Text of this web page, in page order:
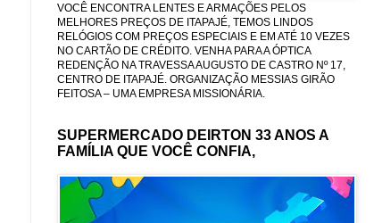
VOCÊ ENCONTRA LENTES E ARMAÇÕES PELOS
MELHORES PREÇOS DE ITAPAJÉ, TEMOS LINDOS
RELÓGIOS COM PREÇOS ESPECIAIS E EM ATÉ 10 VEZES
NO CARTÃO DE CRÉDITO. VENHA PARA A ÓPTICA
REDENÇÃO NA TRAVESSA AUGUSTO DE CASTRO Nº 17,
CENTRO DE ITAPAJÉ. ORGANIZAÇÃO MESSIAS GIRÃO
FEITOSA – UMA EMPRESA MISSIONÁRIA.
SUPERMERCADO DEIRTON 33 ANOS A
FAMÍLIA QUE VOCÊ CONFIA,